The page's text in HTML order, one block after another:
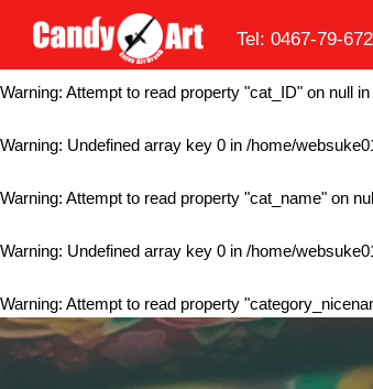
Tel: 0467-79-
Warning: Undefined array key 0 in/home/
Warning: Attempt to read property "cat_ID" on null in
Warning: Undefined array key 0 in /home/
Warning: Attempt to read property "cat_name" on
Warning: Undefined array key 0 in /home/
Warning: Attempt to read property